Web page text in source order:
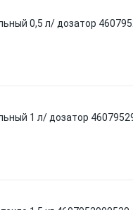
0,5 л/ дозатор
1 л/ дозатор